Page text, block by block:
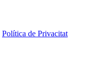
Política de Privacitat